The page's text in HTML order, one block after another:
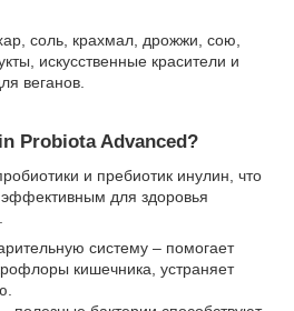
соль, крахмал, дрожжи, сою,
искусственные красители и
веганов.
Probiota Advanced?
и пребиотик инулин, что
для здоровья
систему – помогает
кишечника, устраняет